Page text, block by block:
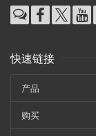
快速链接
产品
购买